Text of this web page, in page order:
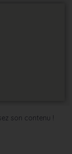
son contenu !